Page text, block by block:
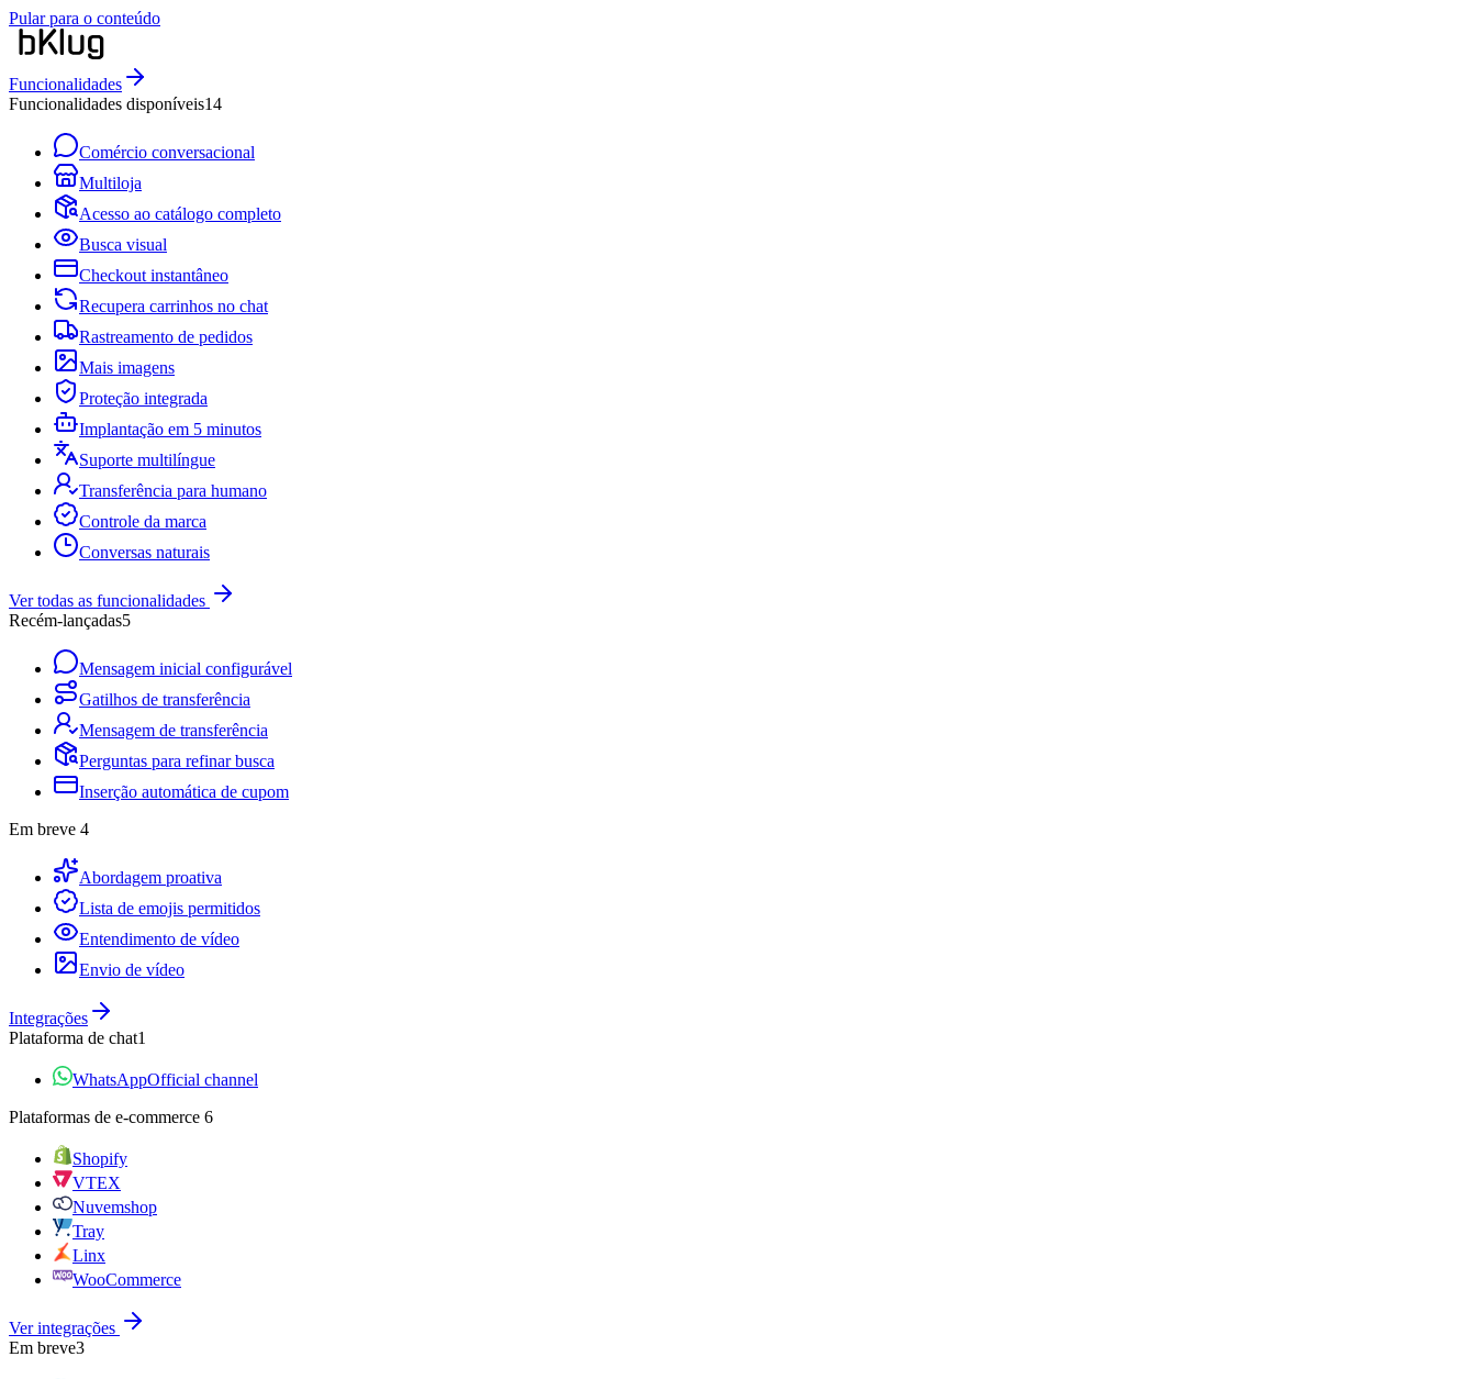
Pular para o conteúdo
Funcionalidades
Funcionalidades disponíveis14
Comércio conversacional
Multiloja
Acesso ao catálogo completo
Busca visual
Checkout instantâneo
Recupera carrinhos no chat
Rastreamento de pedidos
Mais imagens
Proteção integrada
Implantação em 5 minutos
Suporte multilíngue
Transferência para humano
Controle da marca
Conversas naturais
Ver todas as funcionalidades
Recém-lançadas5
Mensagem inicial configurável
Gatilhos de transferência
Mensagem de transferência
Perguntas para refinar busca
Inserção automática de cupom
Em breve 4
Abordagem proativa
Lista de emojis permitidos
Entendimento de vídeo
Envio de vídeo
Integrações
Plataforma de chat1
WhatsAppOfficial channel
Plataformas de e‑commerce 6
Shopify
VTEX
Nuvemshop
Tray
Linx
WooCommerce
Ver integrações
Em breve3